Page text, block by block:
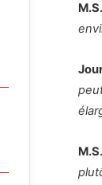
M.S.
M.S.